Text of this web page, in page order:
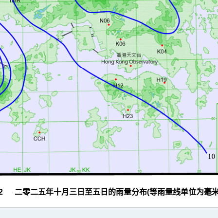
二零二五年十月三日至五日的雨量分布(等雨量线单位为毫